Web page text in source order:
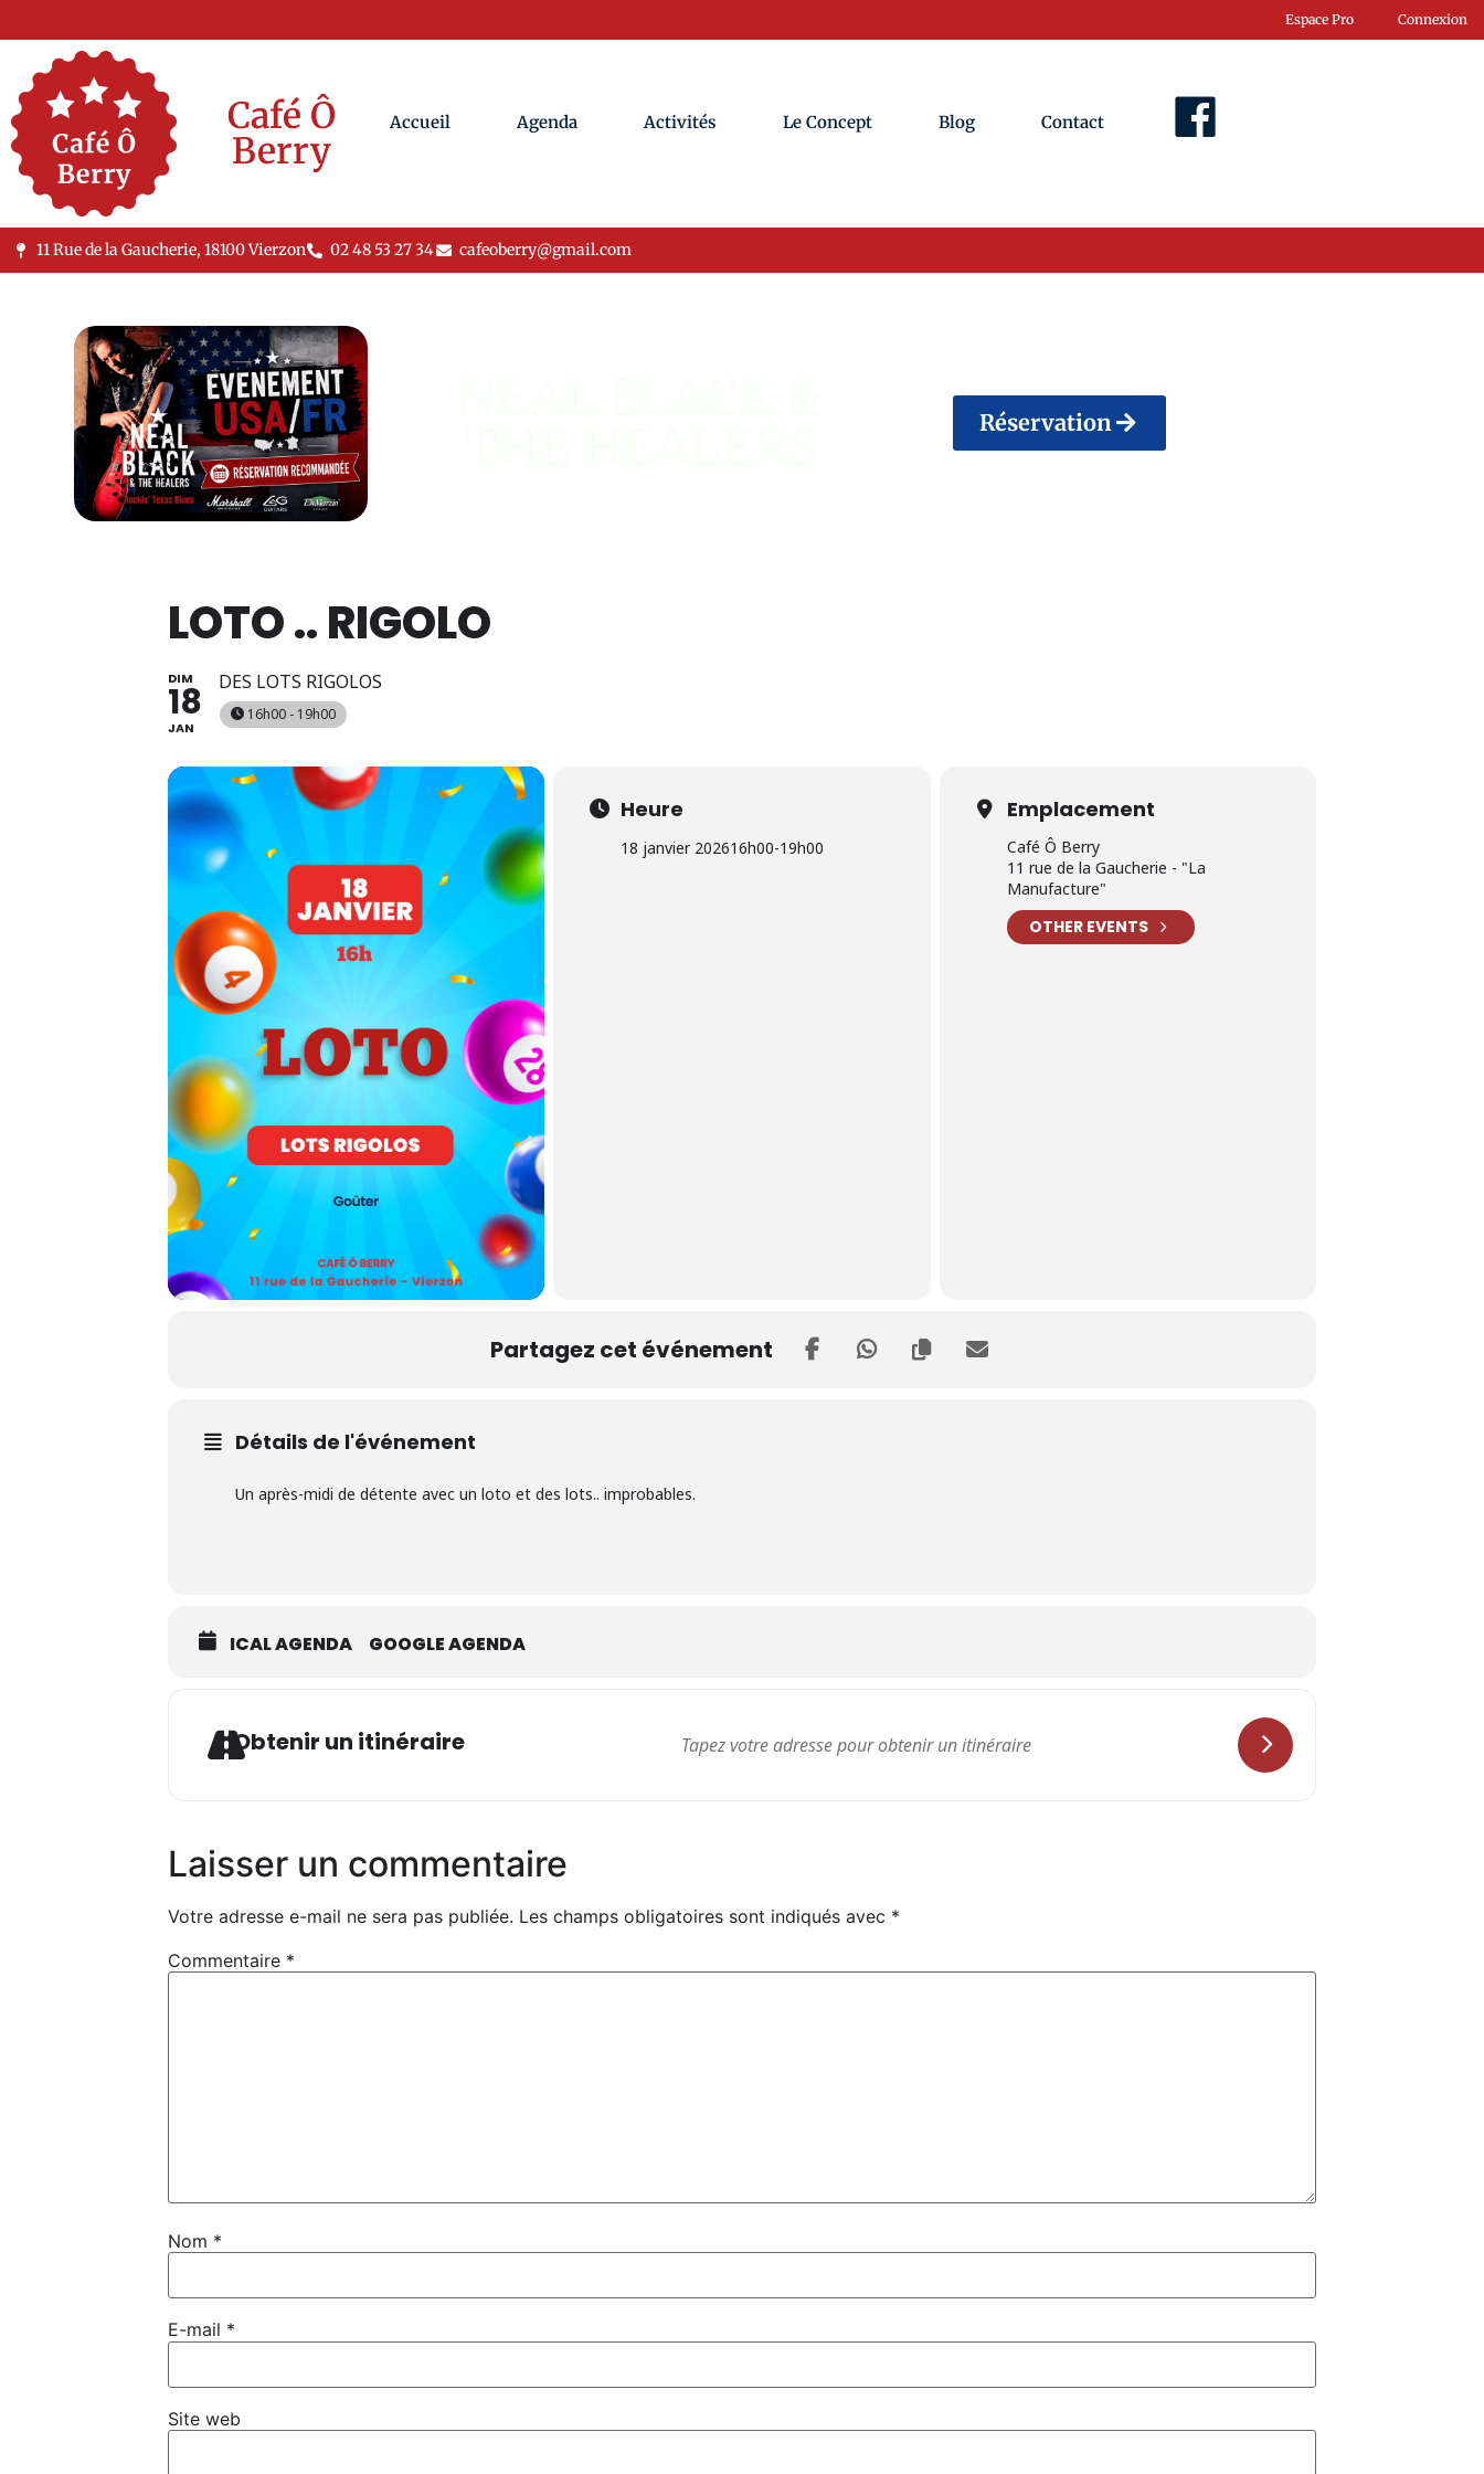
Espace Pro Connexion
Café Ô
Berry
Accueil Agenda Activités Le Concept Blog Contact Facebook
11 Rue de la Gaucherie, 18100 Vierzon 02 48 53 27 34 cafeoberry@gmail.com
Réservation
LOTO .. RIGOLO
DIM
18
JAN
DES LOTS RIGOLOS
16h00 - 19h00
Heure
18 janvier 202616h00-19h00
Emplacement
Café Ô Berry
11 rue de la Gaucherie - "La
Manufacture"
OTHER EVENTS
Partagez cet événement
Détails de l'événement
Un après-midi de détente avec un loto et des lots.. improbables.
ICAL AGENDA GOOGLE AGENDA
Obtenir un itinéraire
Laisser un commentaire
Votre adresse e-mail ne sera pas publiée. Les champs obligatoires sont indiqués avec *
Commentaire *
Nom *
E-mail *
Site web